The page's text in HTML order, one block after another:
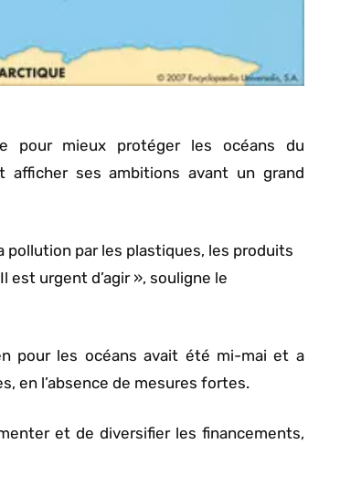
pour mieux protéger les océans du
ses ambitions avant un grand
pollution par les plastiques, les produits
urgent d’agir », souligne le
pour les océans avait été mi-mai et a
en l’absence de mesures fortes.
et de diversifier les financements,